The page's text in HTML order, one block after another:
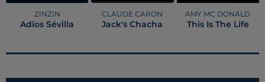
ZINZIN
Adios Sévilla
CLAUDE CARON
Jack's Chacha
AMY MC DONALD
This Is The Life